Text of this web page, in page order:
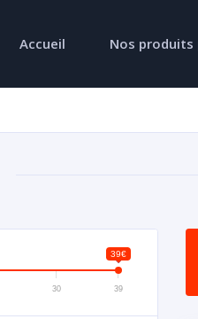
Accueil Nos produits
39€
30 39